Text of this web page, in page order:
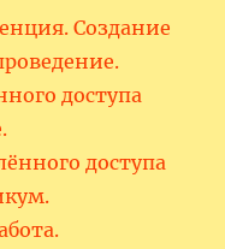
Создание
доступа
доступа